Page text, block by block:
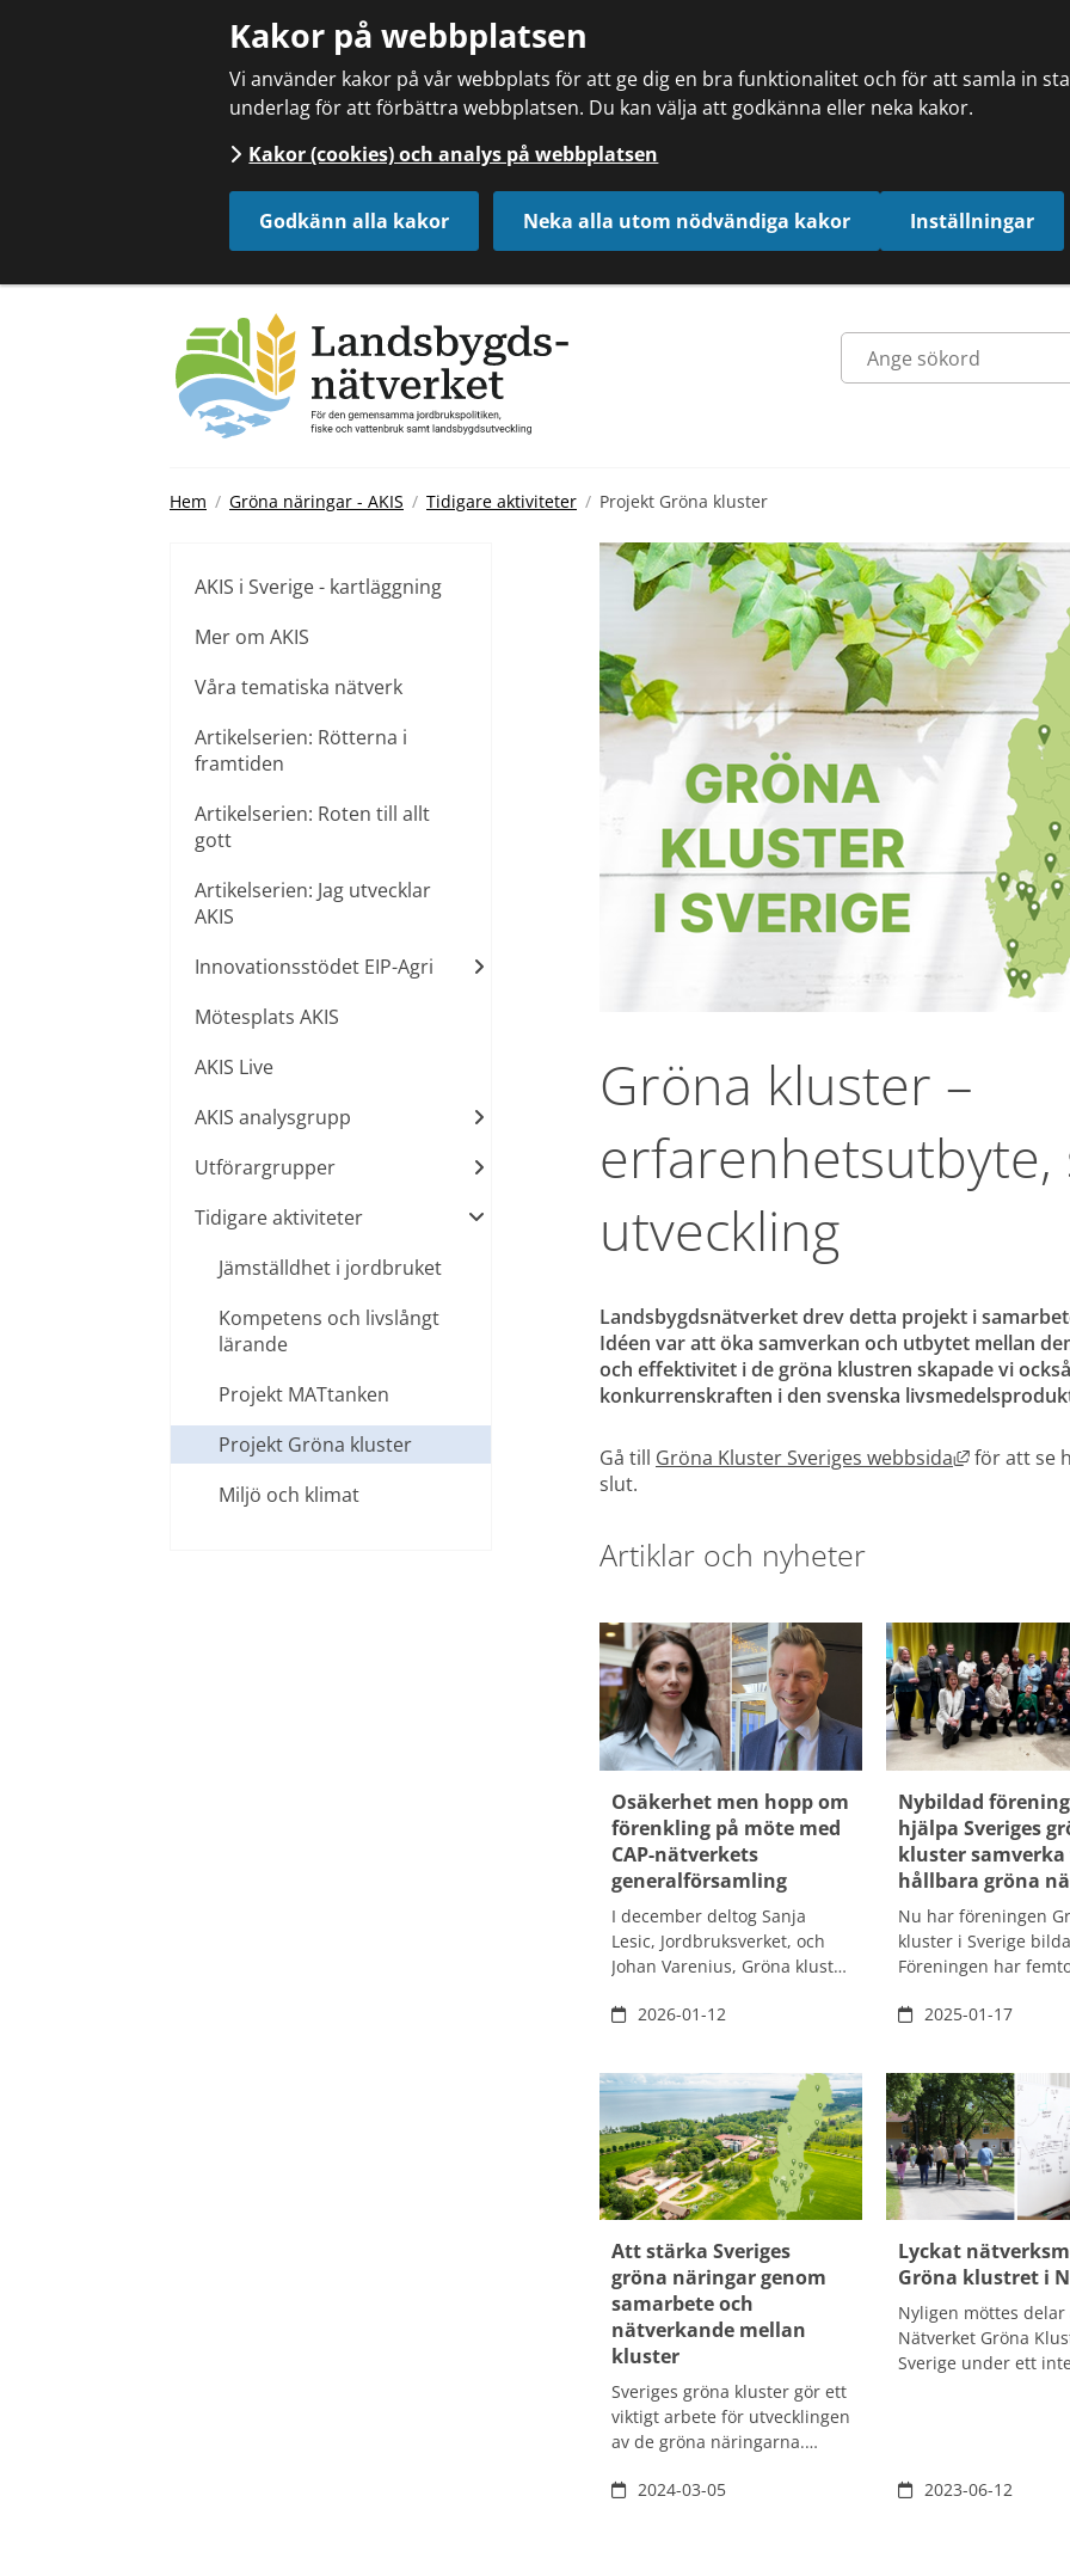
Kakor på webbplatsen
Vi använder kakor på vår webbplats för att ge dig en bra funktionalitet och för att samla in
underlag för att förbättra webbplatsen. Du kan välja att godkänna eller neka kakor.
Kakor (cookies) och analys på webbplatsen
Godkänn alla kakor Neka alla utom nödvändiga kakor Inställningar
Hem Gröna näringar - AKIS Tidigare aktiviteter Projekt Gröna kluster
Gröna kluster –
erfarenhetsutbyte,
utveckling
Landsbygdsnätverket drev detta projekt i
Idéen var att öka samverkan och utbytet mellan
och effektivitet i de gröna klustren skapade vi
konkurrenskraften i den svenska
Gå till Gröna Kluster Sveriges webbsida Länk till
för att se
slut.
Artiklar och nyheter
Osäkerhet men hopp om
förenkling på möte med
CAP-nätverkets
generalförsamling
I december deltog Sanja
Lesic, Jordbruksverket, och
Johan Varenius, Gröna kluster
det europeiska CAP-
i Bryssel. På mötet träffade
de representanter från hela
EU som diskuterade nästa
programperiod samt
gemensamma utmaningar
som lönsamhet, klimat och
generationsskiften.
2026-01-12
Nybildad
hjälpa Sveriges
kluster
hållbara gröna
Nu har föreningen
kluster i Sverige
Föreningen har
där Emma Hansson på
genom projektet
Kluster –
samverkan och
med
som projektägare.
2025-01-17
Att stärka Sveriges
gröna näringar genom
samarbete och
nätverkande mellan
kluster
Sveriges gröna kluster gör ett
viktigt arbete för utvecklingen
av de gröna näringarna.
Landsbygdsnätverket ett
2024-03-05
Lyckat
Gröna klustret i
Nyligen möttes delar
Nätverket Gröna
Sverige under ett
2023-06-12
AKIS i Sverige - kartläggning
Mer om AKIS
Våra tematiska nätverk
Artikelserien: Rötterna i
framtiden
Artikelserien: Roten till allt
gott
Artikelserien: Jag utvecklar
AKIS
Innovationsstödet EIP-Agri
Mötesplats AKIS
AKIS Live
AKIS analysgrupp
Utförargrupper
Tidigare aktiviteter
Jämställdhet i jordbruket
Kompetens och livslångt
lärande
Projekt MATtanken
Projekt Gröna kluster
Miljö och klimat